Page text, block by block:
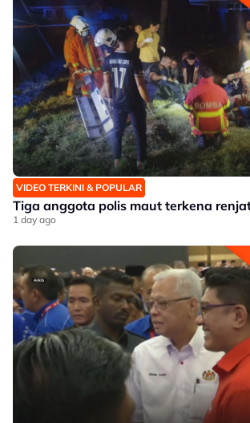
VIDEO TERKINI & POPULAR
Tiga anggota polis maut terkena
1 day ago